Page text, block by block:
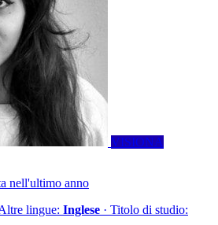
VISIONA
nell'ultimo anno
lingue: Inglese · Titolo di studio: